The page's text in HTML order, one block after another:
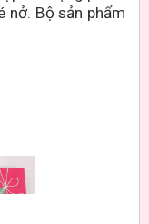
nở. Bộ sản phẩm